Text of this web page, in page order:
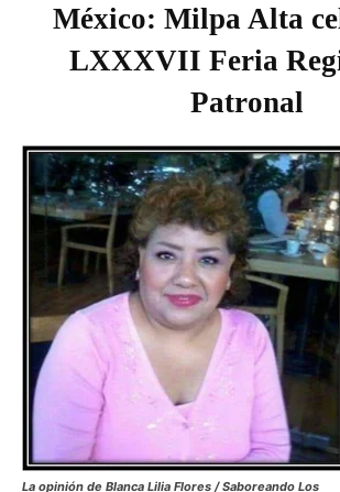
México: Milpa Alta
LXXXVII Feria
Patronal
La opinión de Blanca Lilia Flores / Saboreando Los